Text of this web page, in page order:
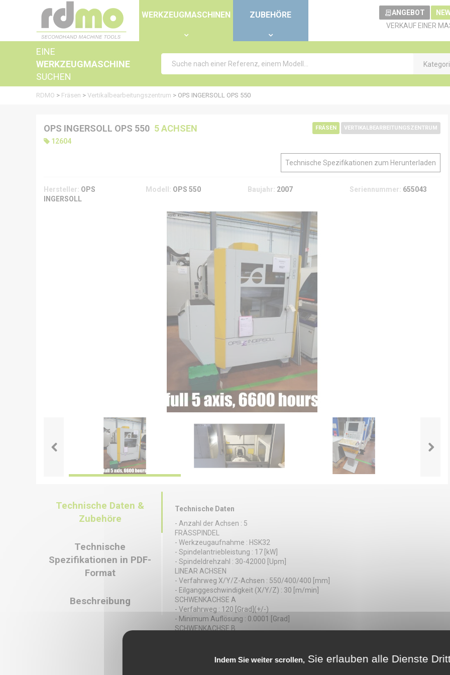
Indem Sie weiter scrollen,Sie erlauben alle Dienste
WERKZEUGMASCHINEN ZUBEHÖRE ANGEBOT
VERKAUF EINER
EINE
WERKZEUGMASCHINE
SUCHEN
RDMO > Fräsen > Vertikalbearbeitungszentrum > OPS INGERSOLL OPS 550
OPS INGERSOLL OPS 550 5 ACHSEN FRÄSEN VERTIKALBEARBEITUNGSZENTRUM
12604
Technische Spezifikationen zum Herunterladen
Hersteller: OPS
INGERSOLL
Modell: OPS 550 Baujahr: 2007 Seriennummer: 655043
Technische Daten &
Zubehöre
Technische Daten
- Anzahl der Achsen : 5
FRÄSSPINDEL
- Werkzeugaufnahme : HSK32
- Spindelantriebleistung : 17 [kW]
- Spindeldrehzahl : 30-42000 [Upm]
LINEAR ACHSEN
- Verfahrweg X/Y/Z-Achsen : 550/400/400 [mm]
- Eilganggeschwindigkeit (X/Y/Z) : 30 [m/min]
SCHWENKACHSE A
- Verfahrweg : 120 [Grad](+/-)
- Minimum Auflösung : 0.0001 [Grad]
SCHWENKACHSE B
WERKZEUGWECHSLER
Technische
Spezifikationen in PDF-
Format
Beschreibung